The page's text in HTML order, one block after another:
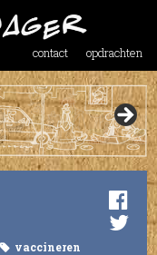
contact opdrachten
vaccineren